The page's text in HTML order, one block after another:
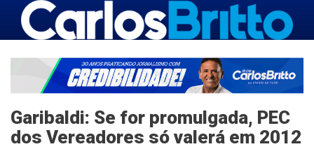
Garibaldi: Se for promulgada, PEC
dos Vereadores só valerá em 2012